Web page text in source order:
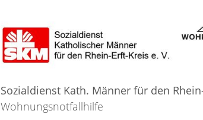
Sozialdienst Kath. Männer für den
Wohnungsnotfallhilfe